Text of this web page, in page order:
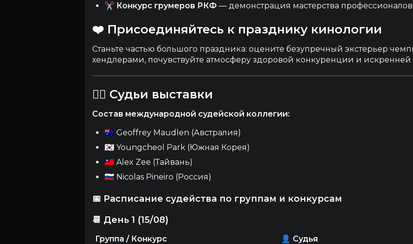
✂️ Конкурс грумеров РКФ — демонстрация мастерства профессионалов
❤️ Присоединяйтесь к празднику кинологии
Станьте частью большого праздника: оцените безупречный экстерьер
хендлерами, почувствуйте атмосферу здоровой конкуренции и
👨‍⚖️ Судьи выставки
Состав международной судейской коллегии:
🇦🇺 Geoffrey Maudlen (Австралия)
🇰🇷 Youngcheol Park (Южная Корея)
🇹🇼 Alex Zee (Тайвань)
🇷🇺 Nicolas Pineiro (Россия)
📅 Расписание судейства по группам и конкурсам
📆 День 1 (15/08)
Группа / Конкурс
👤 Судья